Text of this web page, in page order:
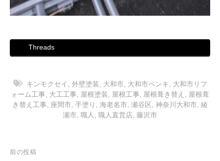
Threads
キンモクセイ, 外壁塗装, 大和市, 大和市ペンキ, 大和市リフ
ォーム工事, 大工工事, 屋根塗装, 屋根工事, 屋根葺き替え , 屋根葺
き替え工事, 座間市, 手塗り , 海老名市, 瀬谷区, 神奈川大和市, 綾
瀬市, 職人, 職人直営店, 藤沢市
投
前の投稿